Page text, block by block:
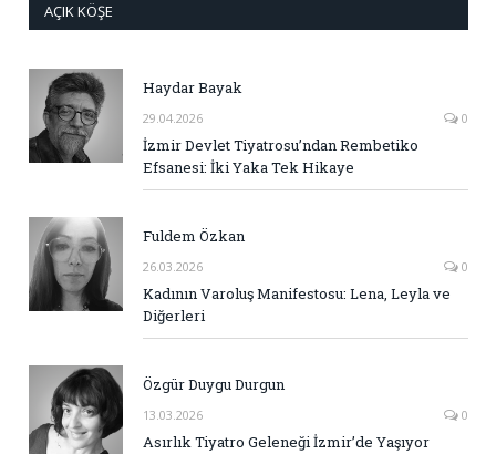
AÇIK KÖŞE
Haydar Bayak
29.04.2026 0
İzmir Devlet Tiyatrosu’ndan Rembetiko
Efsanesi: İki Yaka Tek Hikaye
Fuldem Özkan
26.03.2026 0
Kadının Varoluş Manifestosu: Lena, Leyla ve
Diğerleri
Özgür Duygu Durgun
13.03.2026 0
Asırlık Tiyatro Geleneği İzmir’de Yaşıyor